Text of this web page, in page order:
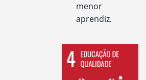
menor
aprendiz.